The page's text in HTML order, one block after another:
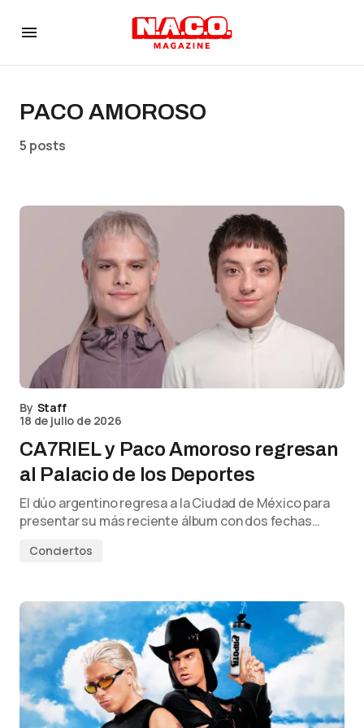
PACO AMOROSO
5 posts
By Staff
18 de julio de 2026
CA7RIEL y Paco Amoroso regresan
al Palacio de los Deportes
El dúo argentino regresa a la Ciudad de México para
presentar su más reciente álbum con dos fechas…
Conciertos